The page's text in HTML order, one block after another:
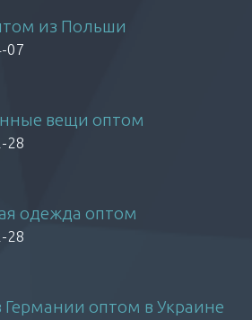
из Польши
07
вещи оптом
28
одежда оптом
28
Германии оптом в Украине